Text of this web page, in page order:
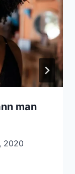
man
2020